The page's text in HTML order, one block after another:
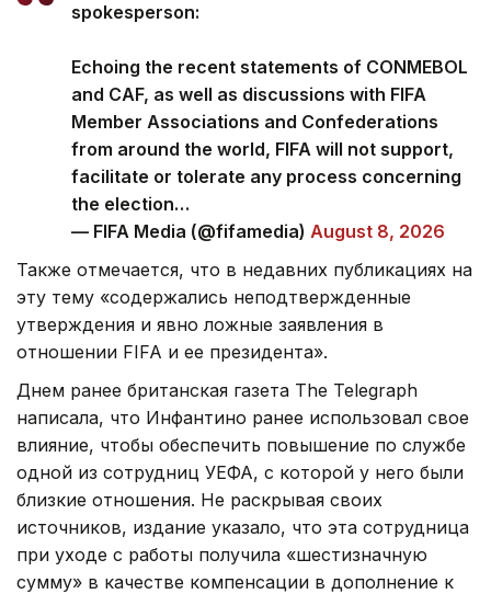
spokesperson:
Echoing the recent statements of CONMEBOL
and CAF, as well as discussions with FIFA
Member Associations and Confederations
from around the world, FIFA will not support,
facilitate or tolerate any process concerning
the election…
— FIFA Media (@fifamedia) August 8, 2026
Также отмечается, что в недавних публикациях на
эту тему «содержались неподтвержденные
утверждения и явно ложные заявления в
отношении FIFA и ее президента».
Днем ранее британская газета The Telegraph
написала, что Инфантино ранее использовал свое
влияние, чтобы обеспечить повышение по службе
одной из сотрудниц УЕФА, с которой у него были
близкие отношения. Не раскрывая своих
источников, издание указало, что эта сотрудница
при уходе с работы получила «шестизначную
сумму» в качестве компенсации в дополнение к